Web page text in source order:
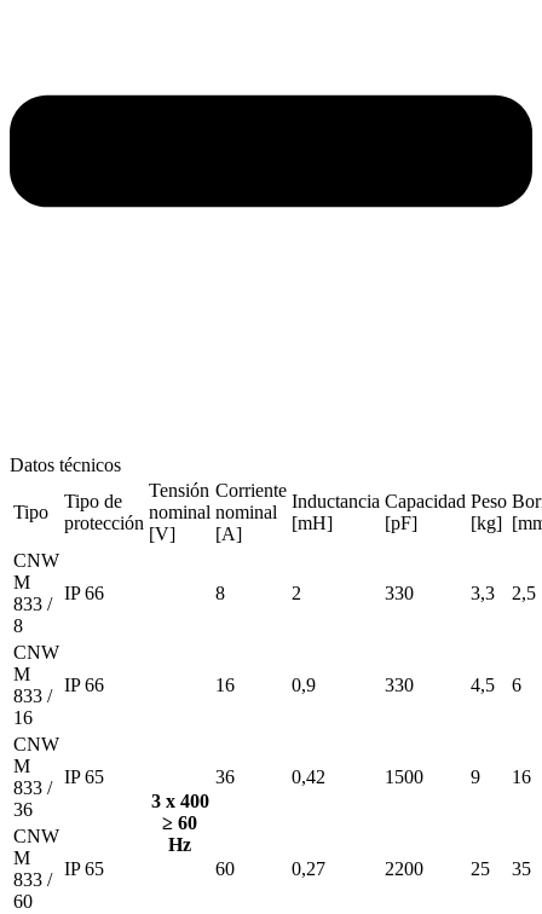
Datos técnicos
Tipo
Tipo de
protección
Tensión
nominal
[V]
Corriente
nominal
[A]
Inductancia
[mH]
Capacidad
[pF]
Peso
[kg]
CNW
M
833 /
8
IP 66
3 x 400
≥ 60
Hz
8 2 330 3,3 2,5
CNW
M
833 /
16
IP 66 16 0,9 330 4,5 6
CNW
M
833 /
36
IP 65 36 0,42 1500 9 16
CNW
M
833 /
60
IP 65 60 0,27 2200 25 35